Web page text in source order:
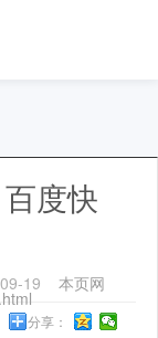
度快
19 本页网
分享：